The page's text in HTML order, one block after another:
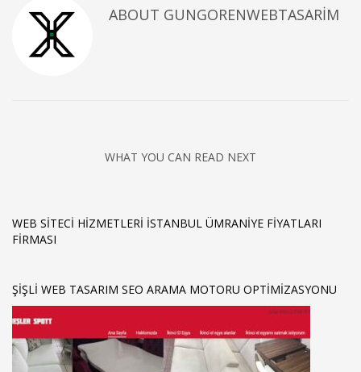
ABOUT GUNGORENWEBTASARIM
WHAT YOU CAN READ NEXT
WEB SITECI HIZMETLERI İSTANBUL ÜMRANIYE FIYATLARI
FIRMASI
ŞIŞLI WEB TASARIM SEO ARAMA MOTORU OPTIMIZASYONU